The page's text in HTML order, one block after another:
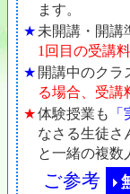
ます。
★ 未開講・開講
1回目の受講
★ 開講中のクラ
る場合、受講
★体験授業も
なさる生徒さ
と一緒の複数
ご参考